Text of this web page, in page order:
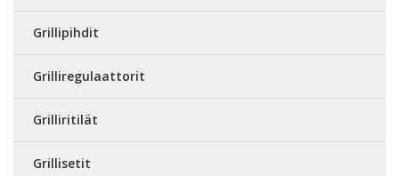
Grillipihdit
Grilliregulaattorit
Grilliritilät
Grillisetit